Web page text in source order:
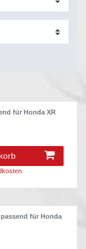
für Honda XR
für Honda